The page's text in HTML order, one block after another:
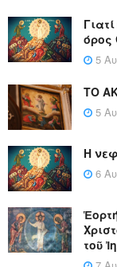
όρος
5
ΤΟ
5
Η
6
τοῦ